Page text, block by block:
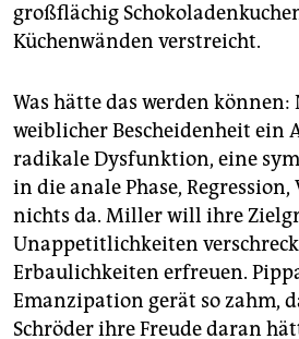
großflächig
Küchenwänden verstreicht.
Was hätte das werden können:
weiblicher Bescheidenheit ein
radikale Dysfunktion, eine
in die anale Phase,
nichts da. Miller will ihre
Unappetitlichkeiten
Erbaulichkeiten erfreuen.
Emanzipation gerät so zahm,
Schröder ihre Freude daran